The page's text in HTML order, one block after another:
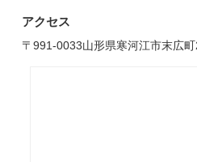
アクセス
〒991-0033山形県寒河江市末広